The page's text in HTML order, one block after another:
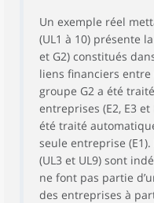
Un exemple réel
(UL1 à 10) présente
et G2) constitués
liens financiers entre
groupe G2 a été
entreprises (E2, E3
été traité
seule entreprise
(UL3 et UL9) sont
ne font pas partie
des entreprises à